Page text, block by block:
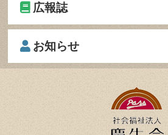
広報誌
お知らせ